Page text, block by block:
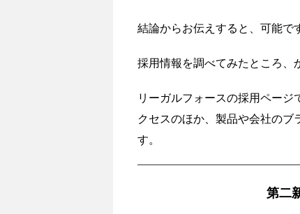
結論からお伝えすると、可能で
採用情報を調べてみたところ、
リーガルフォースの採用ペー
クセスのほか、製品や会社のブ
す。
第二